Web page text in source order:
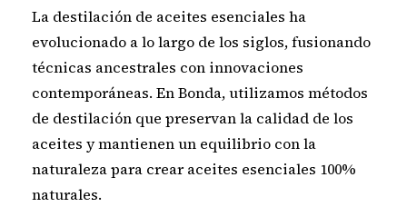
La destilación de aceites esenciales ha
evolucionado a lo largo de los siglos, fusionando
técnicas ancestrales con innovaciones
contemporáneas. En Bonda, utilizamos métodos
de destilación que preservan la calidad de los
aceites y mantienen un equilibrio con la
naturaleza para crear aceites esenciales 100%
naturales.